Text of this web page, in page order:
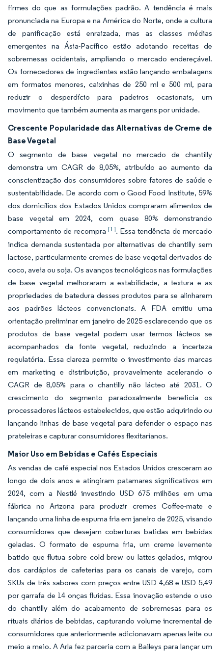
firmes do que as formulações padrão. A tendência é mais
pronunciada na Europa e na América do Norte, onde a cultura
de panificação está enraizada, mas as classes médias
emergentes na Ásia-Pacífico estão adotando receitas de
sobremesas ocidentais, ampliando o mercado endereçável.
Os fornecedores de ingredientes estão lançando embalagens
em formatos menores, caixinhas de 250 ml e 500 ml, para
reduzir o desperdício para padeiros ocasionais, um
movimento que também aumenta as margens por unidade.
Crescente Popularidade das Alternativas de Creme de
Base Vegetal
O segmento de base vegetal no mercado de chantilly
demonstra um CAGR de 8,05%, atribuído ao aumento da
conscientização dos consumidores sobre fatores de saúde e
sustentabilidade. De acordo com o Good Food Institute, 59%
dos domicílios dos Estados Unidos compraram alimentos de
base vegetal em 2024, com quase 80% demonstrando
comportamento de recompra [1]. Essa tendência de mercado
indica demanda sustentada por alternativas de chantilly sem
lactose, particularmente cremes de base vegetal derivados de
coco, aveia ou soja. Os avanços tecnológicos nas formulações
de base vegetal melhoraram a estabilidade, a textura e as
propriedades de batedura desses produtos para se alinharem
aos padrões lácteos convencionais. A FDA emitiu uma
orientação preliminar em janeiro de 2025 esclarecendo que os
produtos de base vegetal podem usar termos lácteos se
acompanhados da fonte vegetal, reduzindo a incerteza
regulatória. Essa clareza permite o investimento das marcas
em marketing e distribuição, provavelmente acelerando o
CAGR de 8,05% para o chantilly não lácteo até 2031. O
crescimento do segmento paradoxalmente beneficia os
processadores lácteos estabelecidos, que estão adquirindo ou
lançando linhas de base vegetal para defender o espaço nas
prateleiras e capturar consumidores flexitarianos.
Maior Uso em Bebidas e Cafés Especiais
As vendas de café especial nos Estados Unidos cresceram ao
longo de dois anos e atingiram patamares significativos em
2024, com a Nestlé investindo USD 675 milhões em uma
fábrica no Arizona para produzir cremes Coffee-mate e
lançando uma linha de espuma fria em janeiro de 2025, visando
consumidores que desejam coberturas batidas em bebidas
geladas. O formato de espuma fria, um creme levemente
batido que flutua sobre cold brew ou lattes gelados, migrou
dos cardápios de cafeterias para os canais de varejo, com
SKUs de três sabores com preços entre USD 4,68 e USD 5,49
por garrafa de 14 onças fluidas. Essa inovação estende o uso
do chantilly além do acabamento de sobremesas para os
rituais diários de bebidas, capturando volume incremental de
consumidores que anteriormente adicionavam apenas leite ou
meio a meio. A Arla fez parceria com a Baileys para lançar um